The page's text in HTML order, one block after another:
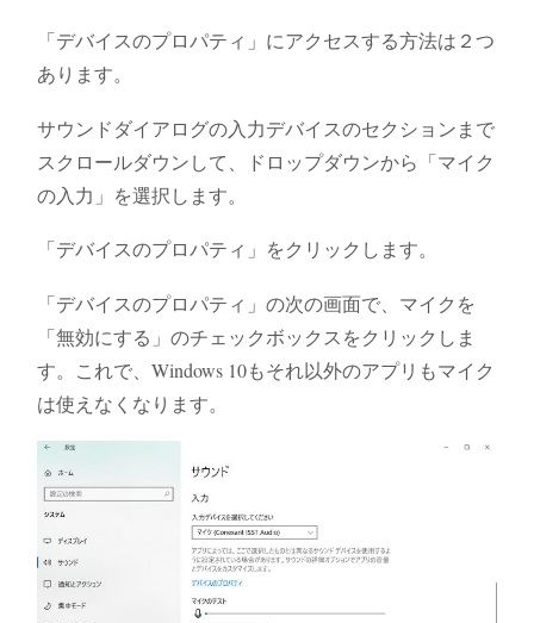
「デバイスのプロパティ」にアクセスする方法は２つ
あります。
サウンドダイアログの入力デバイスのセクションまで
スクロールダウンして、ドロップダウンから「マイク
の入力」を選択します。
「デバイスのプロパティ」をクリックします。
「デバイスのプロパティ」の次の画面で、マイクを
「無効にする」のチェックボックスをクリックしま
す。これで、Windows 10もそれ以外のアプリもマイク
は使えなくなります。